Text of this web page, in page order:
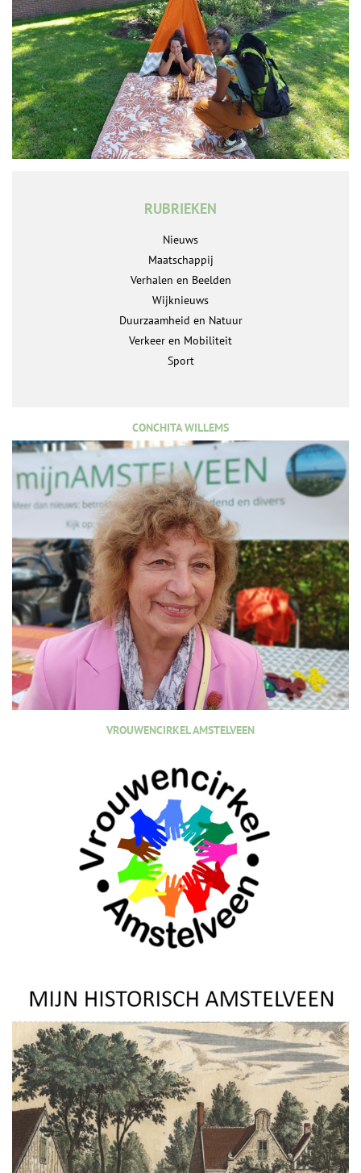
RUBRIEKEN
Nieuws
Maatschappij
Verhalen en Beelden
Wijknieuws
Duurzaamheid en Natuur
Verkeer en Mobiliteit
Sport
CONCHITA WILLEMS
VROUWENCIRKEL AMSTELVEEN